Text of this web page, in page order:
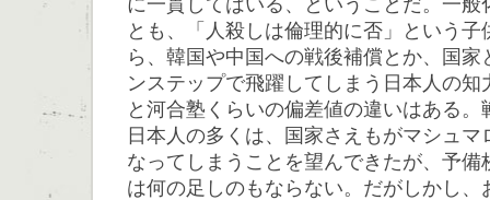
とも、「人殺しは倫理的に否」という
ら、韓国や中国への戦後補償とか、国
ンステップで飛躍してしまう日本人の
と河合塾くらいの偏差値の違いはある
日本人の多くは、国家さえもがマシュ
なってしまうことを望んできたが、予備
は何の足しのもならない。だがしかし、